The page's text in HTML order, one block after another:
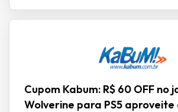
Cupom Kabum: R$ 60 OFF no
Wolverine para PS5